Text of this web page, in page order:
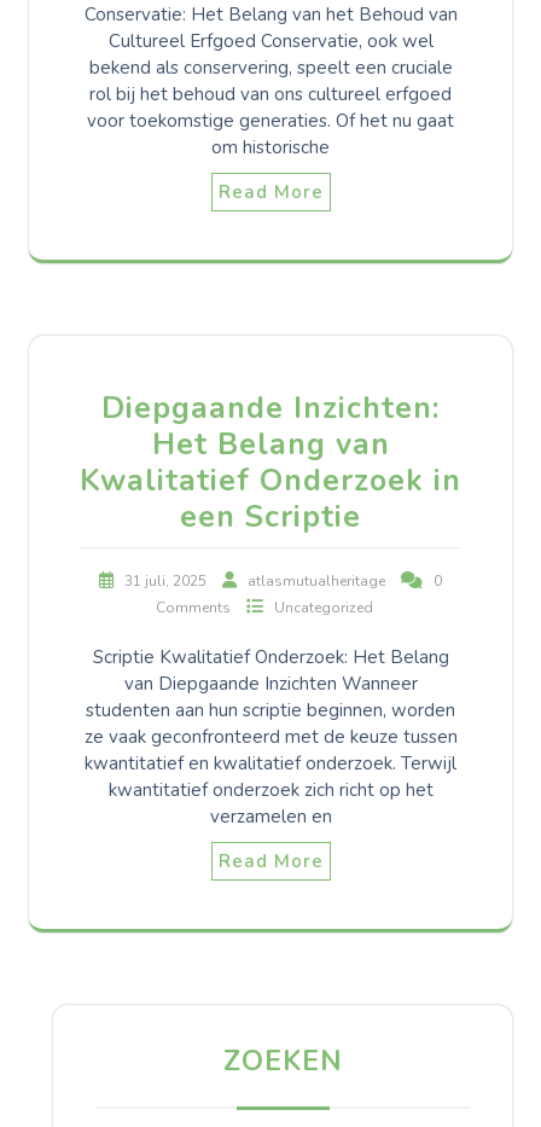
Conservatie: Het Belang van het Behoud van
Cultureel Erfgoed Conservatie, ook wel
bekend als conservering, speelt een cruciale
rol bij het behoud van ons cultureel erfgoed
voor toekomstige generaties. Of het nu gaat
om historische
Read More
Diepgaande Inzichten:
Het Belang van
Kwalitatief Onderzoek in
een Scriptie
31 juli, 2025 atlasmutualheritage
0
Comments
Uncategorized
Scriptie Kwalitatief Onderzoek: Het Belang
van Diepgaande Inzichten Wanneer
studenten aan hun scriptie beginnen, worden
ze vaak geconfronteerd met de keuze tussen
kwantitatief en kwalitatief onderzoek. Terwijl
kwantitatief onderzoek zich richt op het
verzamelen en
Read More
ZOEKEN